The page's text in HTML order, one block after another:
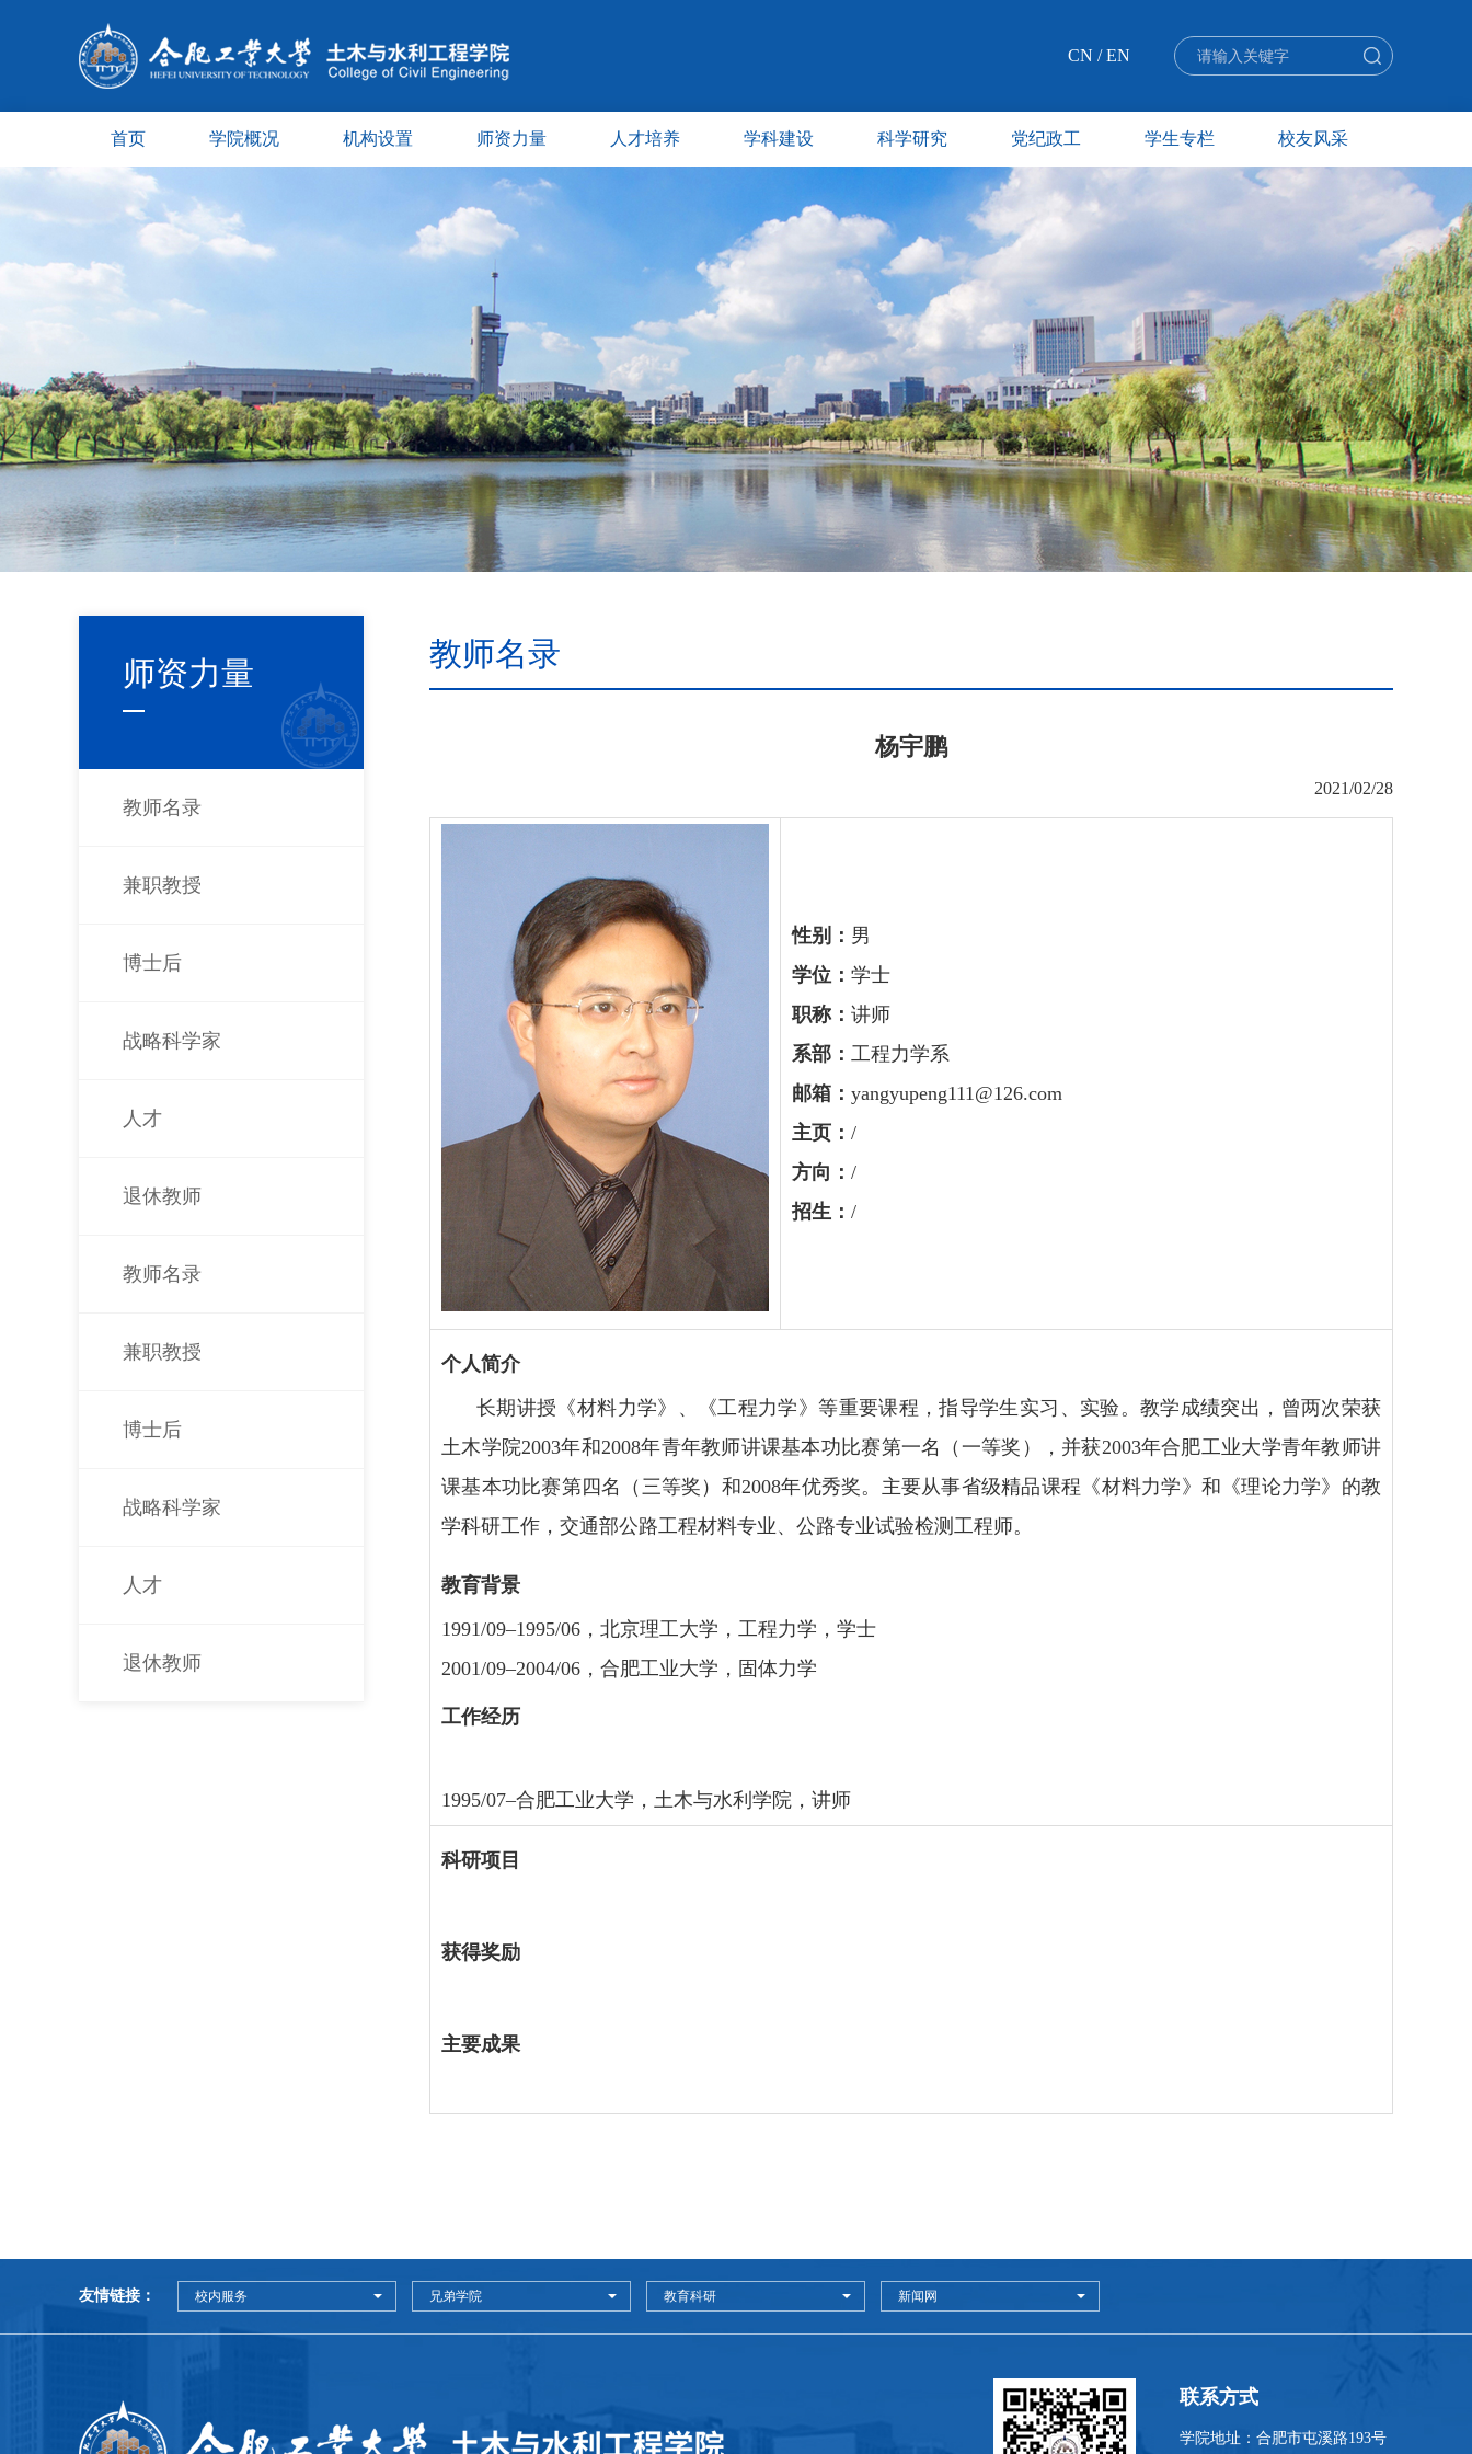
CN /EN
首页 学院概况 机构设置 师资力量 人才培养 学科建设 科学研究 党纪政工 学生专栏 校友风采
师资力量
教师名录
兼职教授
博士后
战略科学家
人才
退休教师
教师名录
兼职教授
博士后
战略科学家
人才
退休教师
教师名录
杨宇鹏
2021/02/28
性别： 男
学位： 学士
职称： 讲师
系部： 工程力学系
邮箱： yangyupeng111@126.com
主页： /
方向： /
招生： /
个人简介
长期讲授《材料力学》、《工程力学》等重要课程，指导学生实习、实验。教学成绩突出，曾两次荣获
土木学院2003年和2008年青年教师讲课基本功比赛第一名（一等奖），并获2003年合肥工业大学青年教师讲
课基本功比赛第四名（三等奖）和2008年优秀奖。主要从事省级精品课程《材料力学》和《理论力学》的教
学科研工作，交通部公路工程材料专业、公路专业试验检测工程师。
教育背景
1991/09–1995/06，北京理工大学，工程力学，学士
2001/09–2004/06，合肥工业大学，固体力学
工作经历
1995/07–合肥工业大学，土木与水利学院，讲师
科研项目
获得奖励
主要成果
友情链接： 校内服务 兄弟学院 教育科研 新闻网
联系方式
学院地址：合肥市屯溪路193号